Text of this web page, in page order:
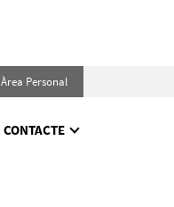
Àrea Personal
CONTACTE